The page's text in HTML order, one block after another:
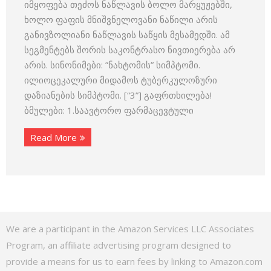
იმყოფება თეძოს ნაწლავის ბოლო მარყუჟებში,
ხოლო ფაფის მნიშვნელოვანი ნაწილი არის
განივზოლიანი ნაწლავის საწყის მესამედში. ამ
სეგმენტებს შორის საკონტრასო ნივთიერება არ
არის. სინონიმები: ”ნახტომის” სიმპტომი.
ილიოცეკალური მიდამოს ტუბერკულოზური
დაზიანების სიმპტომი. [“3”] გაფრთხილება!
ბმულები: 1.საავტორო ფარმაცევტული
Read More
We are a participant in the Amazon Services LLC Associates
Program, an affiliate advertising program designed to
provide a means for us to earn fees by linking to Amazon.com